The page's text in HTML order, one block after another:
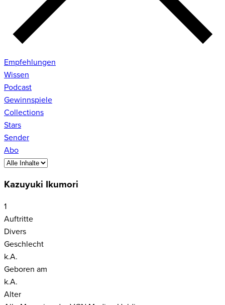
Empfehlungen
Wissen
Podcast
Gewinnspiele
Collections
Stars
Sender
Abo
Kazuyuki Ikumori
1
Auftritte
Divers
Geschlecht
k.A.
Geboren am
k.A.
Alter